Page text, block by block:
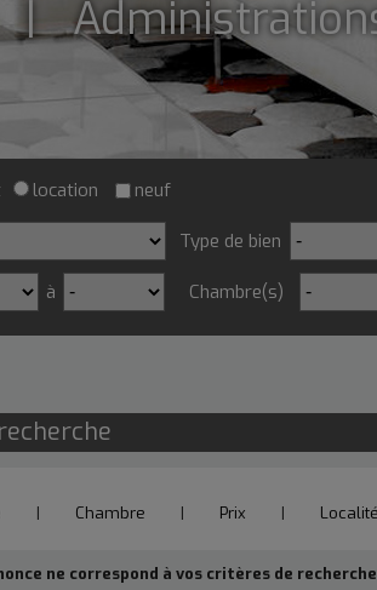
|
location neuf
Type de bien
à Chambre(s)
| Chambre | Prix | Localité
ne correspond à vos critères de